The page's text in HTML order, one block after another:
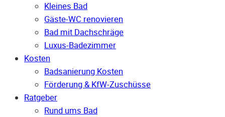
Kleines Bad
Gäste-WC renovieren
Bad mit Dachschräge
Luxus-Badezimmer
Kosten
Badsanierung Kosten
Förderung & KfW-Zuschüsse
Ratgeber
Rund ums Bad